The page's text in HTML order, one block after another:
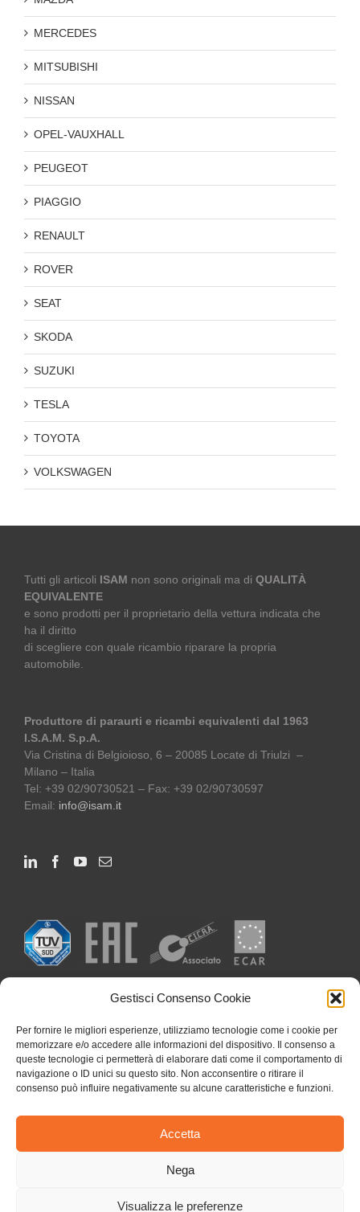
Gestisci Consenso Cookie
Per fornire le migliori esperienze, utilizziamo tecnologie come i cookie per
memorizzare e/o accedere alle informazioni del dispositivo. Il consenso a
queste tecnologie ci permetterà di elaborare dati come il comportamento di
navigazione o ID unici su questo sito. Non acconsentire o ritirare il
consenso può influire negativamente su alcune caratteristiche e funzioni.
Accetta
Nega
Visualizza le preferenze
MERCEDES
MITSUBISHI
NISSAN
OPEL-VAUXHALL
PEUGEOT
PIAGGIO
RENAULT
ROVER
SEAT
SKODA
SUZUKI
TESLA
TOYOTA
VOLKSWAGEN
Tutti gli articoli ISAM non sono originali ma di QUALITÀ
EQUIVALENTE
e sono prodotti per il proprietario della vettura indicata che
ha il diritto
di scegliere con quale ricambio riparare la propria
automobile.
Produttore di paraurti e ricambi equivalenti dal 1963
I.S.A.M. S.p.A.
Via Cristina di Belgioioso, 6 – 20085 Locate di Triulzi –
Milano – Italia
Tel: +39 02/90730521 – Fax: +39 02/90730597
Email: info@isam.it